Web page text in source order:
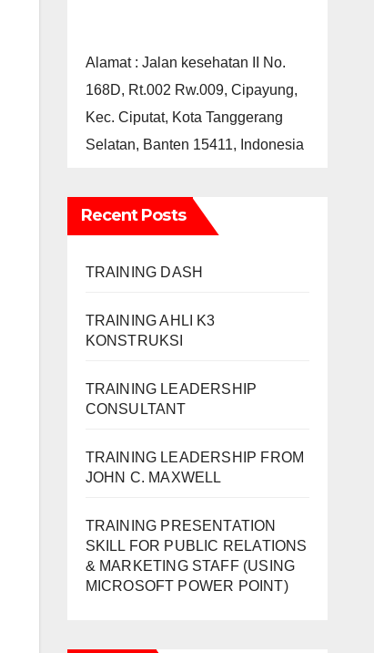
Alamat : Jalan kesehatan II No.
168D, Rt.002 Rw.009, Cipayung,
Kec. Ciputat, Kota Tanggerang
Selatan, Banten 15411, Indonesia
Recent Posts
TRAINING DASH
TRAINING AHLI K3
KONSTRUKSI
TRAINING LEADERSHIP
CONSULTANT
TRAINING LEADERSHIP FROM
JOHN C. MAXWELL
TRAINING PRESENTATION
SKILL FOR PUBLIC RELATIONS
& MARKETING STAFF (USING
MICROSOFT POWER POINT)